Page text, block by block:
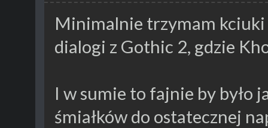
Minimalnie trzymam
dialogi z Gothic 2, gdzie
I w sumie to fajnie by było
śmiałków do ostatecznej